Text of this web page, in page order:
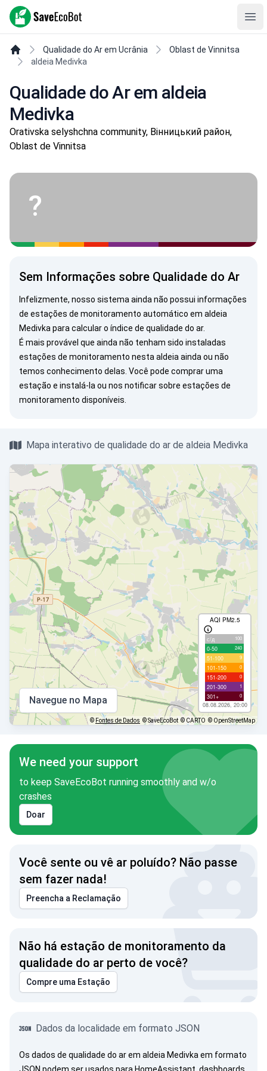
SaveEcoBot
Qualidade do Ar em Ucrânia
Oblast de Vinnitsa
aldeia Medivka
Qualidade do Ar em aldeia
Medivka
Orativska selyshchna community, Вінницький район,
Oblast de Vinnitsa
?
Sem Informações sobre Qualidade do Ar
Infelizmente, nosso sistema ainda não possui informações
de estações de monitoramento automático em aldeia
Medivka para calcular o índice de qualidade do ar.
É mais provável que ainda não tenham sido instaladas
estações de monitoramento nesta aldeia ainda ou não
temos conhecimento delas. Você pode comprar uma
estação e instalá-la ou nos notificarsobre estações de
monitoramento disponíveis.
Mapa interativo de qualidade do ar de aldeia Medivka
AQI PM2.5
с/д 100
0-50 240
51-100 9
101-150 0
151-200 0
201-300 1
301+ 0
08.08.2026, 20:00
Navegue no Mapa
© Fontes de Dados © SaveEcoBot © CARTO © OpenStreetMap
We need your support
to keep SaveEcoBot running smoothly and w/o
crashes
Doar
Você sente ou vê ar poluído? Não passe
sem fazer nada!
Preencha a Reclamação
Não há estação de monitoramento da
qualidade do ar perto de você?
Compre uma Estação
Dados da localidade em formato JSON
Os dados de qualidade do ar em aldeia Medivka em formato